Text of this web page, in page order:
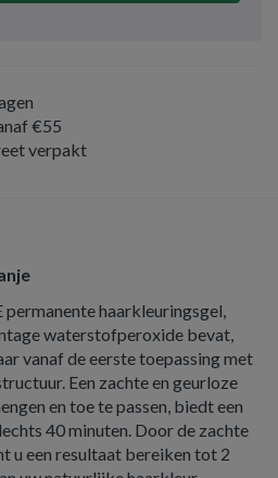
€55
verpakt
haarkleuringsgel,
waterstofperoxide bevat,
vanaf de eerste toepassing met
Een zachte en geurloze
en toe te passen, biedt een
40 minuten. Door de zachte
u een resultaat bereiken tot 2